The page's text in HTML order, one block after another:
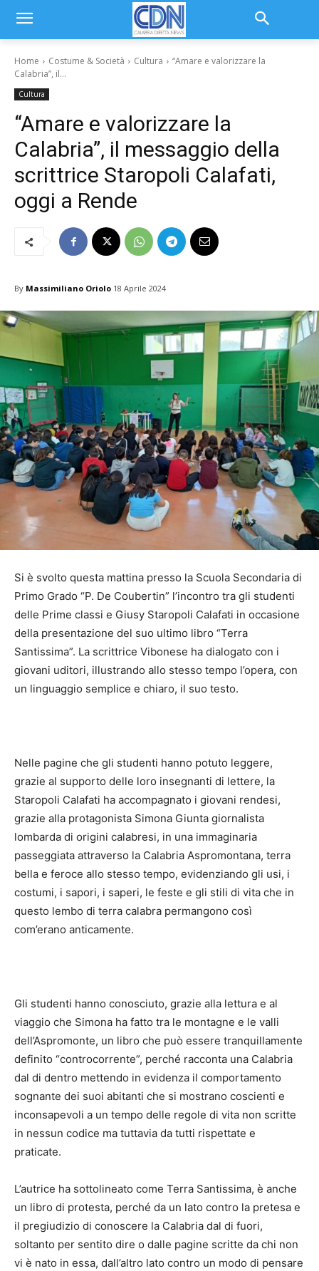
Home Costume & Società Cultura
“Amare e valorizzare la
Calabria”, il...
Cultura
“Amare e valorizzare la
Calabria”, il messaggio della
scrittrice Staropoli Calafati,
oggi a Rende
By Massimiliano Oriolo 18 Aprile 2024
Si è svolto questa mattina presso la Scuola Secondaria di
Primo Grado “P. De Coubertin” l’incontro tra gli studenti
delle Prime classi e Giusy Staropoli Calafati in occasione
della presentazione del suo ultimo libro “Terra
Santissima”. La scrittrice Vibonese ha dialogato con i
giovani uditori, illustrando allo stesso tempo l’opera, con
un linguaggio semplice e chiaro, il suo testo.
Nelle pagine che gli studenti hanno potuto leggere,
grazie al supporto delle loro insegnanti di lettere, la
Staropoli Calafati ha accompagnato i giovani rendesi,
grazie alla protagonista Simona Giunta giornalista
lombarda di origini calabresi, in una immaginaria
passeggiata attraverso la Calabria Aspromontana, terra
bella e feroce allo stesso tempo, evidenziando gli usi, i
costumi, i sapori, i saperi, le feste e gli stili di vita che in
questo lembo di terra calabra permangono così
com’erano anticamente.
Gli studenti hanno conosciuto, grazie alla lettura e al
viaggio che Simona ha fatto tra le montagne e le valli
dell’Aspromonte, un libro che può essere tranquillamente
definito “controcorrente”, perché racconta una Calabria
dal di dentro mettendo in evidenza il comportamento
sognante dei suoi abitanti che si mostrano coscienti e
inconsapevoli a un tempo delle regole di vita non scritte
in nessun codice ma tuttavia da tutti rispettate e
praticate.
L’autrice ha sottolineato come Terra Santissima, è anche
un libro di protesta, perché da un lato contro la pretesa e
il pregiudizio di conoscere la Calabria dal di fuori,
soltanto per sentito dire o dalle pagine scritte da chi non
vi è nato in essa, dall’altro lato contro un modo di pensare